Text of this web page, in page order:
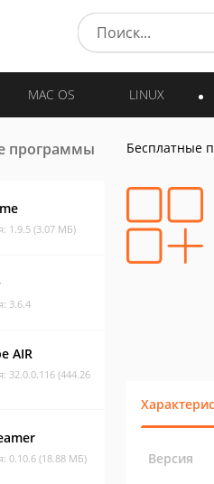
MAC OS LINUX
программы
1.9.5 (3.07 МБ)
3.6.4
AIR
32.0.0.116 (444.26
0.10.6 (18.88 МБ)
Бесплатные
Версия